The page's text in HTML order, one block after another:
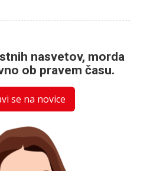
nasvetov, morda
ob pravem času.
se na novice